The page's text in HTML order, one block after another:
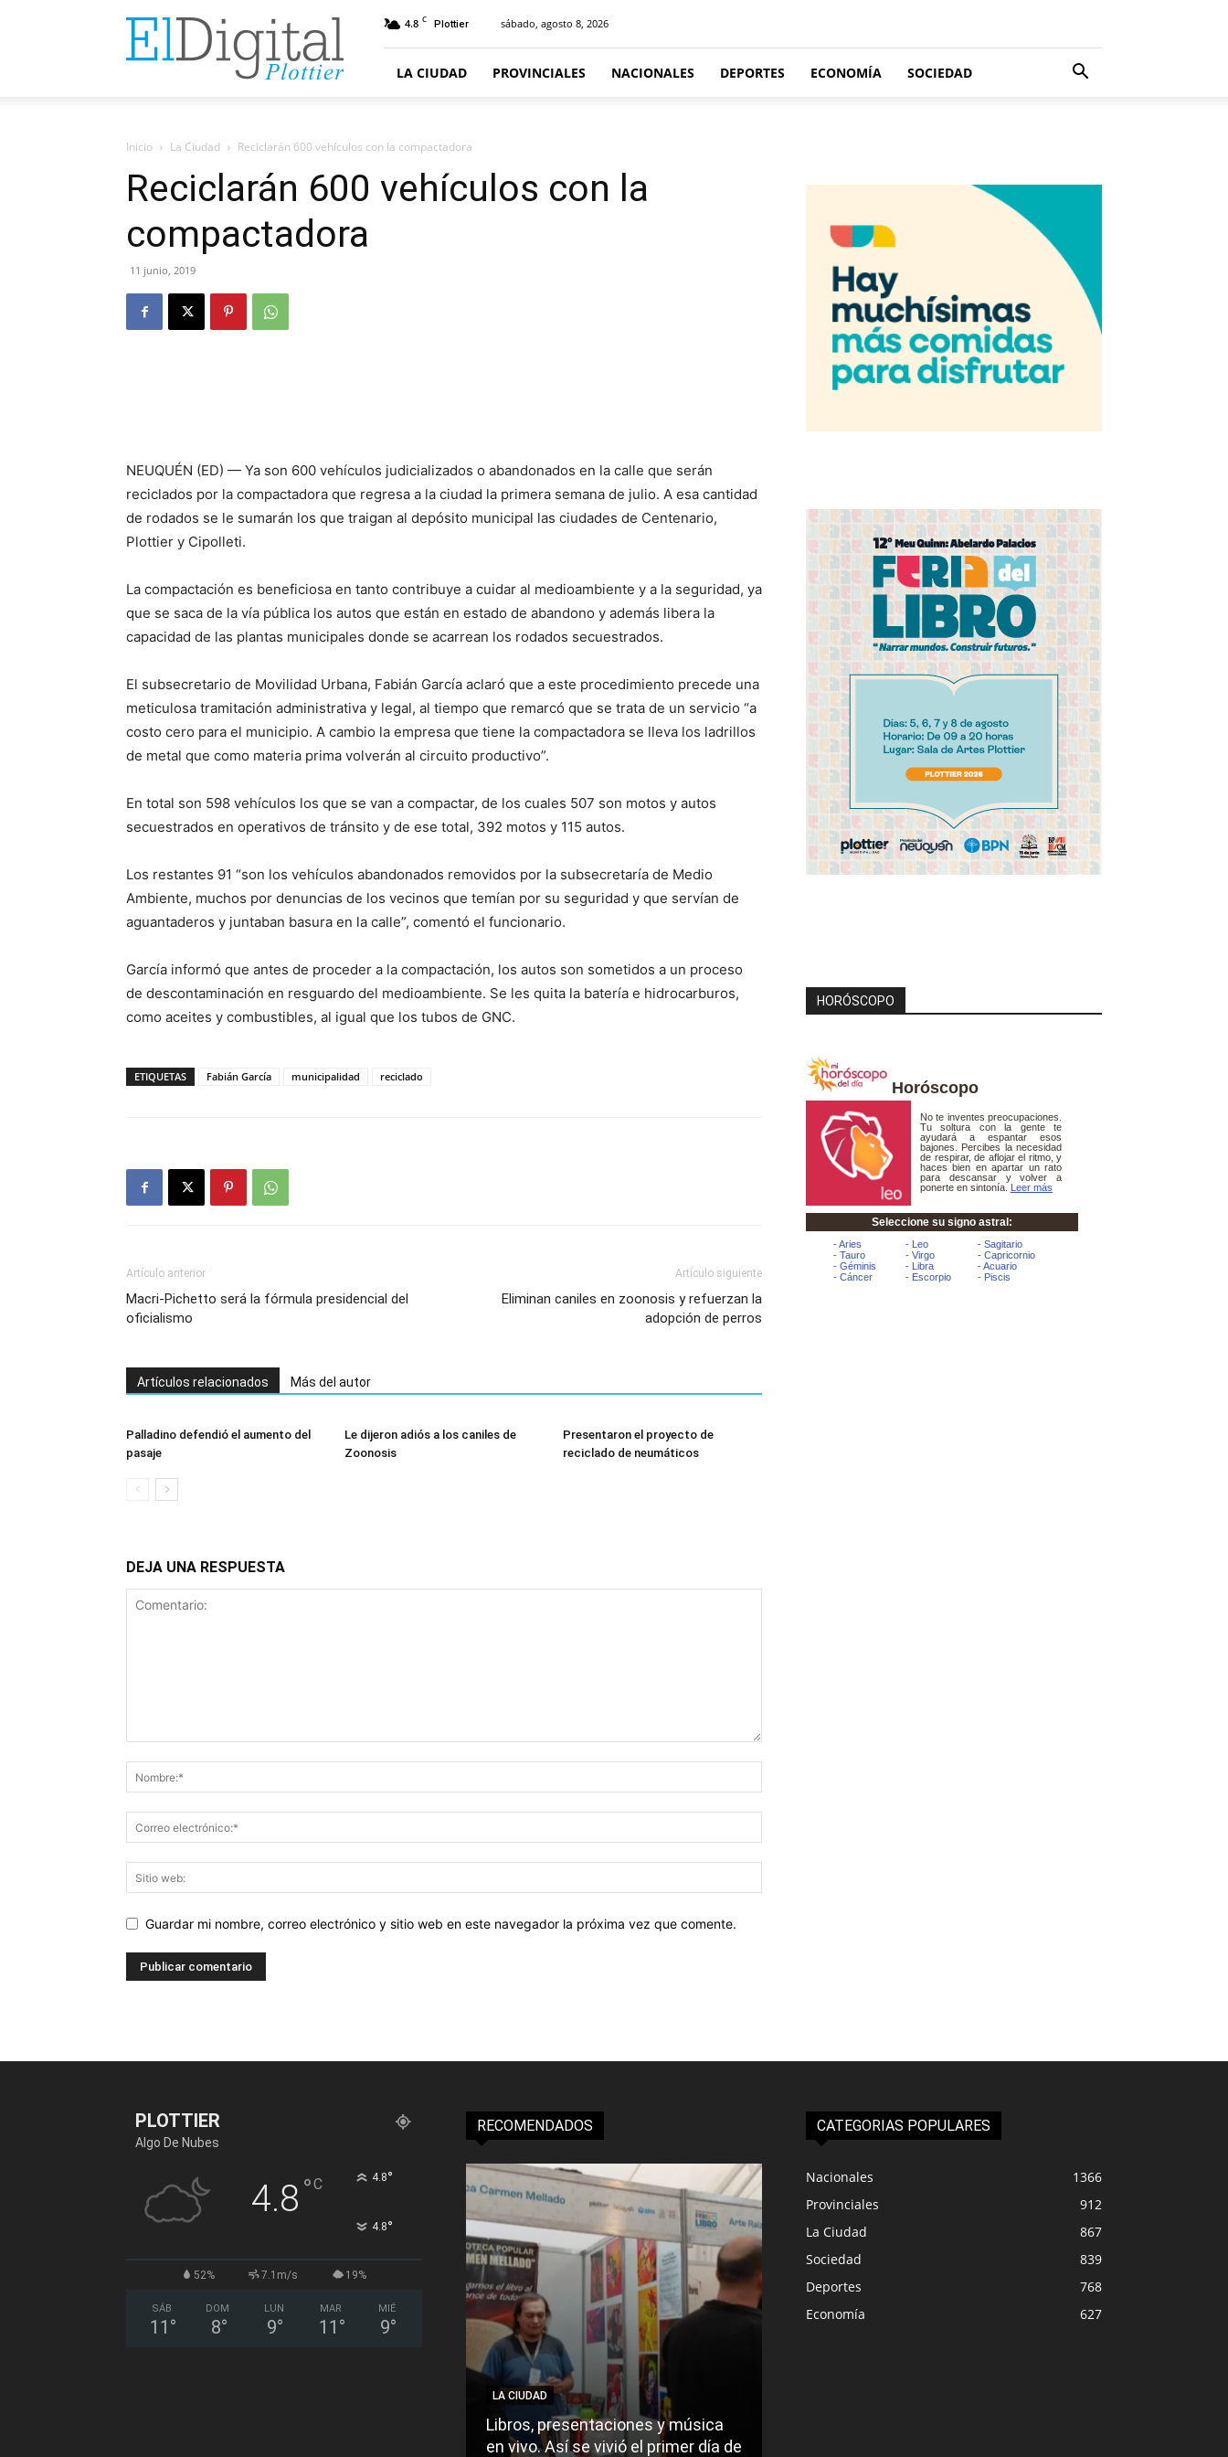
ElDigitalPlottier
4.8 C Plottier sábado, agosto 8, 2026
LA CIUDAD PROVINCIALES NACIONALES DEPORTES ECONOMÍA SOCIEDAD
Inicio La Ciudad Reciclarán 600 vehículos con la compactadora
Reciclarán 600 vehículos con la
compactadora
11 junio, 2019
NEUQUÉN (ED) — Ya son 600 vehículos judicializados o abandonados en la calle que serán
reciclados por la compactadora que regresa a la ciudad la primera semana de julio. A esa cantidad
de rodados se le sumarán los que traigan al depósito municipal las ciudades de Centenario,
Plottier y Cipolleti.
La compactación es beneficiosa en tanto contribuye a cuidar al medioambiente y a la seguridad, ya
que se saca de la vía pública los autos que están en estado de abandono y además libera la
capacidad de las plantas municipales donde se acarrean los rodados secuestrados.
El subsecretario de Movilidad Urbana, Fabián García aclaró que a este procedimiento precede una
meticulosa tramitación administrativa y legal, al tiempo que remarcó que se trata de un servicio “a
costo cero para el municipio. A cambio la empresa que tiene la compactadora se lleva los ladrillos
de metal que como materia prima volverán al circuito productivo”.
En total son 598 vehículos los que se van a compactar, de los cuales 507 son motos y autos
secuestrados en operativos de tránsito y de ese total, 392 motos y 115 autos.
Los restantes 91 “son los vehículos abandonados removidos por la subsecretaría de Medio
Ambiente, muchos por denuncias de los vecinos que temían por su seguridad y que servían de
aguantaderos y juntaban basura en la calle”, comentó el funcionario.
García informó que antes de proceder a la compactación, los autos son sometidos a un proceso
de descontaminación en resguardo del medioambiente. Se les quita la batería e hidrocarburos,
como aceites y combustibles, al igual que los tubos de GNC.
ETIQUETAS Fabián García municipalidad reciclado
Artículo anterior
Macri-Pichetto será la fórmula presidencial del
oficialismo
Artículo siguiente
Eliminan caniles en zoonosis y refuerzan la
adopción de perros
Artículos relacionados Más del autor
Palladino defendió el aumento del
pasaje
Le dijeron adiós a los caniles de
Zoonosis
Presentaron el proyecto de
reciclado de neumáticos
DEJA UNA RESPUESTA
Guardar mi nombre, correo electrónico y sitio web en este navegador la próxima vez que comente.
HORÓSCOPO
Horóscopo
PLOTTIER
Algo De Nubes
4.8 °C 4.8°
4.8°
52% 7.1m/s 19%
SÁB
11 °
DOM
8°
LUN
9°
MAR
11 °
MIÉ
9°
RECOMENDADOS
LA CIUDAD
Libros, presentaciones y música
en vivo. Así se vivió el primer día de
CATEGORIAS POPULARES
Nacionales
1366
Provinciales
912
La Ciudad
867
Sociedad
839
Deportes
768
Economía
627